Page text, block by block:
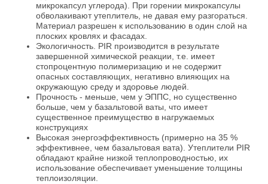
микрокапсул углерода). При горении микрокапсулы
обволакивают утеплитель, не давая ему разгораться.
Материал разрешен к использованию в один слой на
плоских кровлях и фасадах.
Экологичность. PIR производится в результате
завершенной химической реакции, т.е. имеет
стопроцентную полимеризацию и не содержит
опасных составляющих, негативно влияющих на
окружающую среду и здоровье людей.
Прочность - меньше, чем у ЭППС, но существенно
больше, чем у базальтовой ваты, что имеет
существенное преимущество в нагружаемых
конструкциях
Высокая энергоэффективность (примерно на 35 %
эффективнее, чем базальтовая вата). Утеплители PIR
обладают крайне низкой теплопроводностью, их
использование обеспечивает уменьшение толщины
теплоизоляции.